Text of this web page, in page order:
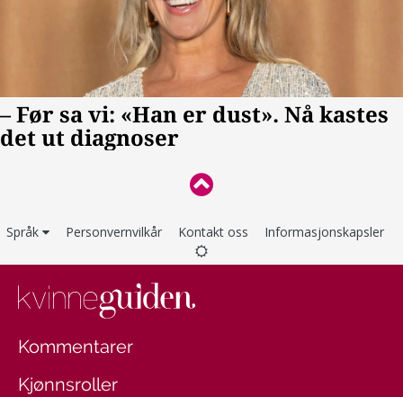
Språk Personvernvilkår Kontakt oss Informasjonskapsler
Kommentarer
Kjønnsroller